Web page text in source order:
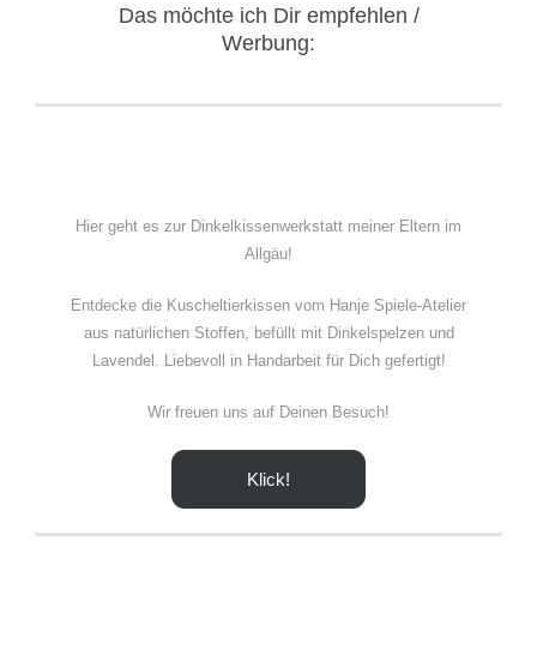
Das möchte ich Dir empfehlen /
Werbung:
Hier geht es zur Dinkelkissenwerkstatt meiner Eltern im
Allgäu!
Entdecke die Kuscheltierkissen vom Hanje Spiele-Atelier
aus natürlichen Stoffen, befüllt mit Dinkelspelzen und
Lavendel. Liebevoll in Handarbeit für Dich gefertigt!
Wir freuen uns auf Deinen Besuch!
Klick!